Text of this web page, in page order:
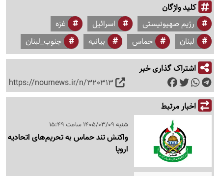
کلید واژگان
رژیم صهیونیستی اسرائیل
غزه
لبنان
حماس بیانیه جنوب_لبنان
اشتراک گذاری خبر
https://nournews.ir/n/320313
اخبار مرتبط
شنبه 1405/03/09 ساعت 15:49
واکنش تند حماس به تحریم‌های اتحادیه
اروپا